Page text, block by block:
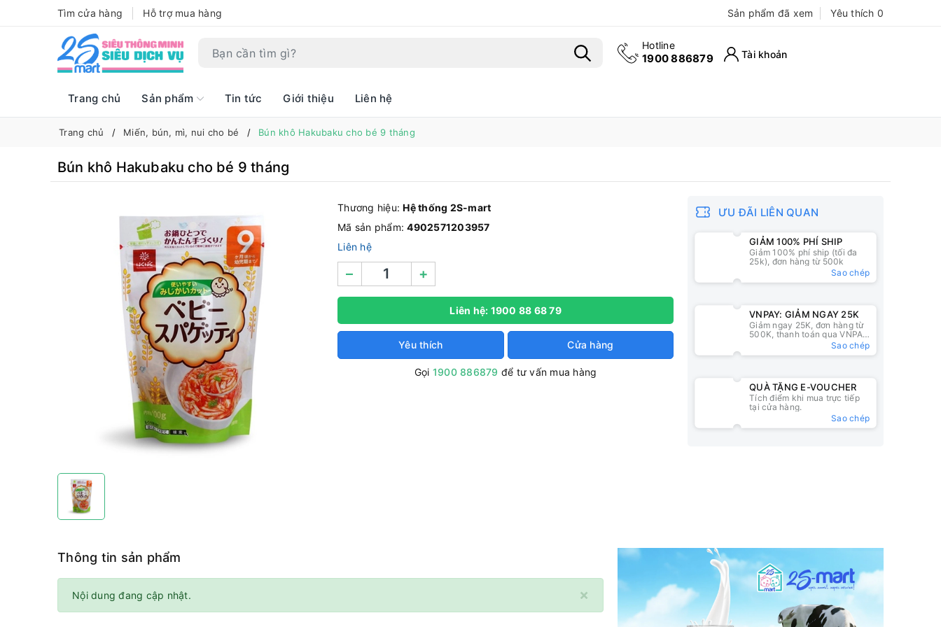
Tìm cửa hàng Hỗ trợ mua hàng Sản phẩm đã xem
Bạn chưa xem sản phẩm nào
Yêu thích 0
Hotline
1900 886879 Tài khoản
Trang chủ Sản phẩm Tin tức Giới thiệu Liên hệ
Trang chủ Miến, bún, mì, nui cho bé Bún khô Hakubaku cho bé 9 tháng
Bún khô Hakubaku cho bé 9 tháng
Thương hiệu:Hệ thống 2S-mart
Mã sản phẩm:4902571203957
Liên hệ
– +
Liên hệ: 1900 88 68 79
Yêu thích Cửa hàng
Gọi 1900 886879 để tư vấn mua hàng
ƯU ĐÃI LIÊN QUAN
GIẢM 100% PHÍ SHIP
Giảm 100% phí ship (tối đa
25k), đơn hàng từ 500k
Sao chép
VNPAY: GIẢM NGAY 25K
Giảm ngay 25K, đơn hàng từ
500K, thanh toán qua VNPAY
Sao chép
QUÀ TẶNG E-VOUCHER
Tích điểm khi mua trực tiếp
tại cửa hàng.
Sao chép
Thông tin sản phẩm
×
Nội dung đang cập nhật.